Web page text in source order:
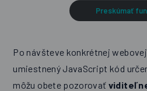
Preskúmať
Po návšteve konkrétnej
umiestnený JavaScript kód
môžu obete pozorovať